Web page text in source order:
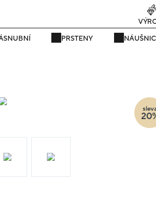
Právě teď! - 20 % na vše!
PRSTENY